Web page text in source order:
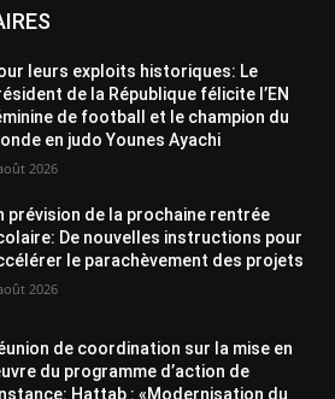
leurs exploits historiques: Le
de la République félicite l’EN
de football et le champion du
en judo Younes Ayachi
2026
prévision de la prochaine rentrée
De nouvelles instructions pour
le parachèvement des projets
2026
de coordination sur la mise en
du programme d’action de
Hattab : «Modernisation du